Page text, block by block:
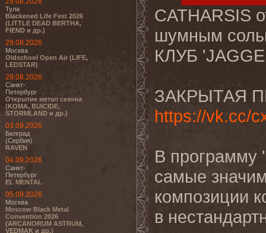
Тула
Blackened Life Fest 2026
(LITTLE DEAD BERTHA,
FIEND и др.)
29.08.2026
Москва
Oldschool Open Air (LIFE,
LEDSTAR)
29.08.2026
Санкт-
Петербург
Открытие метал сезона
(KOMA, BUICIDE,
STORMLAND и др.)
03.09.2026
Белград
(Сербия)
RAVEN
04.09.2026
Санкт-
Петербург
EL MENTAL
05.09.2026
Москва
Moscow Black Metal
Convention 2026
(ARCANORUM ASTRUM,
VEDMAK и др.)
шумным
КЛУБ
ЗАКРЫТАЯ
https://vk.cc/
В программу
самые
композиции
в